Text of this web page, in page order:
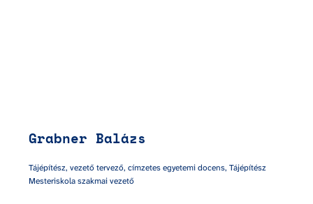
Grabner Balázs
Tájépítész, vezető tervező, címzetes egyetemi docens, Tájépítész
Mesteriskola szakmai vezető